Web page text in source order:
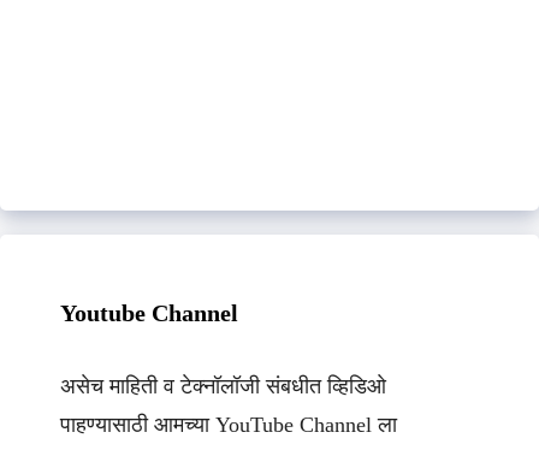
Youtube Channel
असेच माहिती व टेक्नॉलॉजी संबधीत व्हिडिओ
पाहण्यासाठी आमच्या YouTube Channel ला